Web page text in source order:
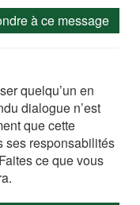
à ce message
quelqu’un en
dialogue n’est
que cette
ses responsabilités
ce que vous